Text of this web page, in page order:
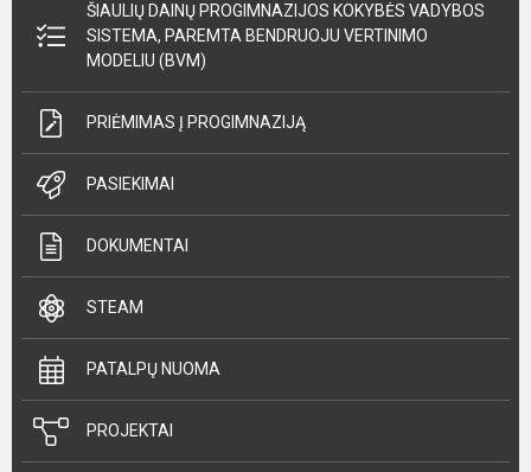
ŠIAULIŲ DAINŲ PROGIMNAZIJOS KOKYBĖS VADYBOS
SISTEMA, PAREMTA BENDRUOJU VERTINIMO
MODELIU (BVM)
PRIĖMIMAS Į PROGIMNAZIJĄ
PASIEKIMAI
DOKUMENTAI
STEAM
PATALPŲ NUOMA
PROJEKTAI